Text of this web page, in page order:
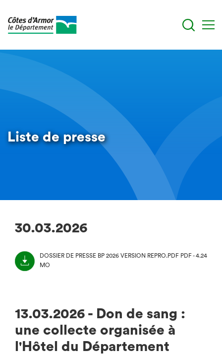
principal
Liste de presse
30.03.2026
DOSSIER DE PRESSE BP 2026 VERSION REPRO.PDF PDF - 4.24
MO
13.03.2026 - Don de sang :
une collecte organisée à
l'Hôtel du Département